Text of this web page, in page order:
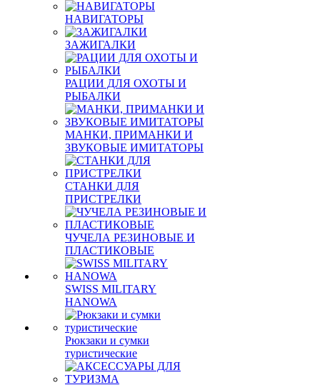
НАВИГАТОРЫ
ЗАЖИГАЛКИ
РАЦИИ ДЛЯ ОХОТЫ И
РЫБАЛКИ
МАНКИ, ПРИМАНКИ И
ЗВУКОВЫЕ ИМИТАТОРЫ
СТАНКИ ДЛЯ
ПРИСТРЕЛКИ
ЧУЧЕЛА РЕЗИНОВЫЕ И
ПЛАСТИКОВЫЕ
SWISS MILITARY
HANOWA
Рюкзаки и сумки
туристические